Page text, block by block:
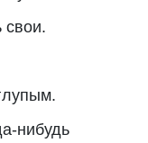
свои.
нибудь